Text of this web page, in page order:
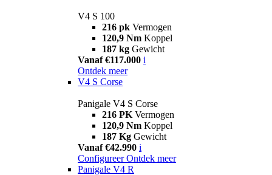
V4 S 100
216 pk Vermogen
120,9 Nm Koppel
187 kg Gewicht
Vanaf €117.000 i
Ontdek meer
V4 S Corse
Panigale V4 S Corse
216 PK Vermogen
120,9 Nm Koppel
187 Kg Gewicht
Vanaf €42.990 i
Configureer Ontdek meer
Panigale V4 R